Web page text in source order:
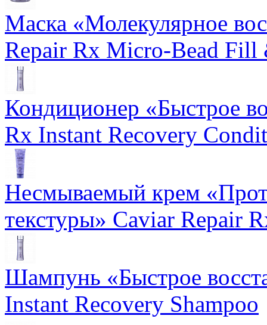
Маска «Молекулярное
Repair Rx Micro-Bead Fill
Кондиционер «Быстрое
Rx Instant Recovery
Несмываемый крем
текстуры» Caviar Repair
Шампунь «Быстрое
Instant Recovery Shampoo